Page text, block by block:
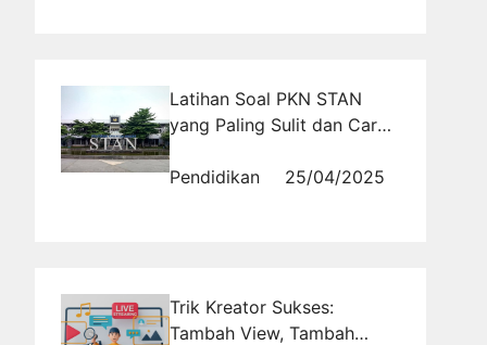
Latihan Soal PKN STAN
yang Paling Sulit dan Cara
Pendidikan
25/04/2025
Trik Kreator Sukses:
Tambah View, Tambah